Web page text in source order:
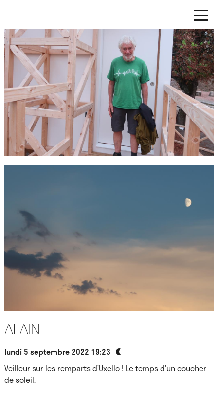
Alain
lundi 5 septembre 2022 19:23
Veilleur sur les remparts d’Uxello ! Le temps d’un coucher
de soleil.